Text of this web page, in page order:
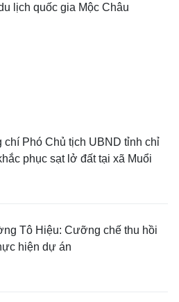
lịch quốc gia Mộc Châu
chí Phó Chủ tịch UBND tỉnh chỉ
phục sạt lở đất tại xã Muổi
Tô Hiệu: Cưỡng chế thu hồi
hiện dự án